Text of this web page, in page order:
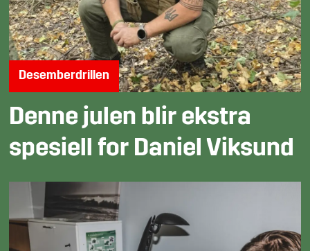
Desemberdrillen
Denne julen blir ekstra
spesiell for Daniel Viksund